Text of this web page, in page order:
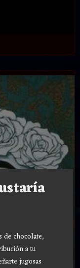
de chocolate,
a tu
jugosas